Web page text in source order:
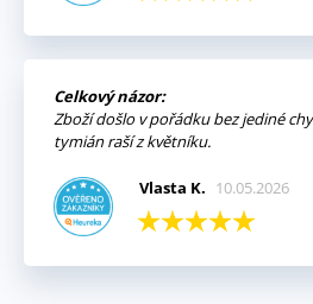
Celkový názor:
Zboží došlo v pořádku bez jediné
tymián raší z květníku.
Vlasta K. 10.05.2026